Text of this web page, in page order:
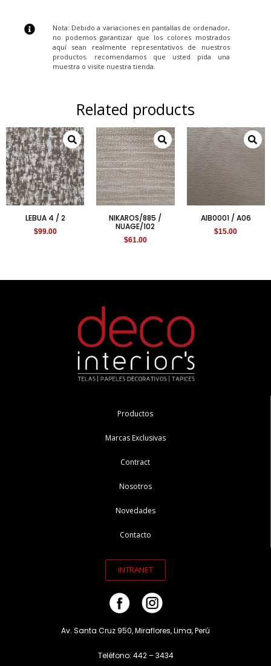
Nota: Debido a variaciones en pantallas de ordenador,
no podemos garantizar que los colores mostrados
aquí sean realmente representativos de nuestros
productos. recomendamos que usted pida una
muestra o visite nuestra tienda.
Related products
LEBUA 4 / 2
$99.00
NIKAROS/885 /
NUAGE/102
$61.00
AIB0001 / A06
$15.00
Productos
Marcas Exclusivas
Contract
Nosotros
Novedades
Contacto
INTRANET
Av. Santa Cruz 950, Miraflores, Lima, Perú
Teléfono: 442 – 3434